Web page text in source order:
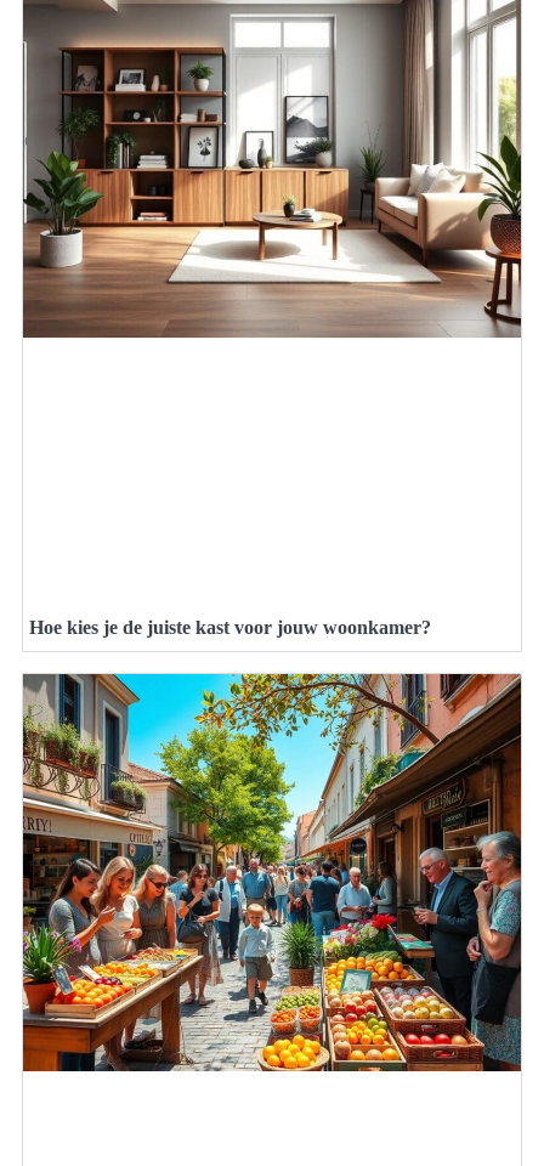
Hoe kies je de juiste kast voor jouw woonkamer?